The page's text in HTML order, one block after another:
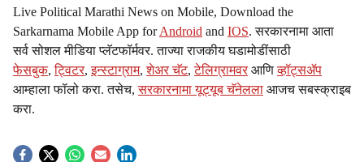
Live Political Marathi News on Mobile, Download the
Sarkarnama Mobile App forAndroid and IOS. सरकारनामा आता
सर्व सोशल मीडिया प्लॅटफॉर्मवर. ताज्या राजकीय घडामोडींसाठी
फेसबुक,ट्विटर,इन्स्टाग्राम,शेअर चॅट,टेलिग्रामवर आणिव्हॉट्सॲप
आम्हाला फॉलो करा. तसेच,सरकारनामा यूट्यूब चॅनेलला आजच सबस्क्राइब
करा.